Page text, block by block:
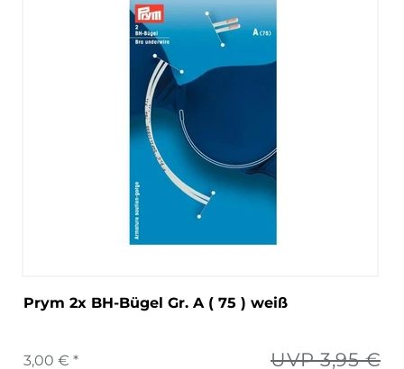
Prym 2x BH-Bügel Gr. A ( 75 ) weiß
UVP 3,95 €
3,00 € *